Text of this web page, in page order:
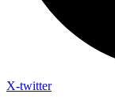
X-twitter